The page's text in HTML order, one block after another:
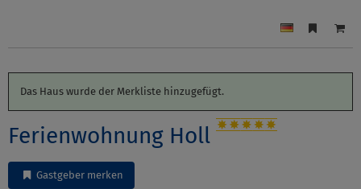
Das Haus wurde der Merkliste hinzugefügt.
Ferienwohnung Holl
Gastgeber merken